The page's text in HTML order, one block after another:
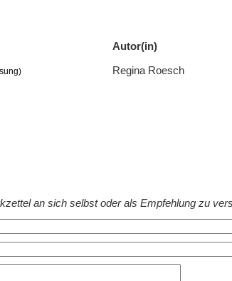
Autor(in)
Regina Roesch
an sich selbst oder als Empfehlung zu